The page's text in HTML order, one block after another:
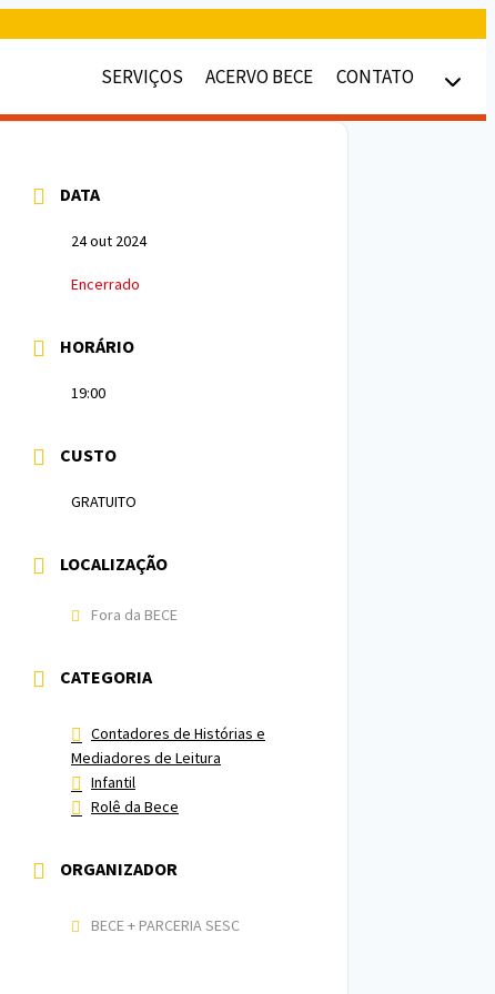
SERVIÇOS ACERVO BECE CONTATO
DATA
24 out 2024
Encerrado
HORÁRIO
19:00
CUSTO
GRATUITO
LOCALIZAÇÃO
Fora da BECE
CATEGORIA
Contadores de Histórias e
Mediadores de Leitura
Infantil
Rolê da Bece
ORGANIZADOR
BECE + PARCERIA SESC